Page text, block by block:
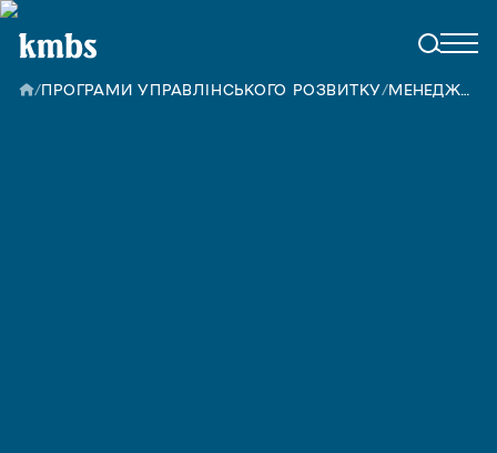
/ПРОГРАМИ УПРАВЛІНСЬКОГО РОЗВИТКУ/ МЕНЕДЖМЕНТ: МИСТЕЦТВО УПРАВЛІНСЬКИХ РІШЕНЬ